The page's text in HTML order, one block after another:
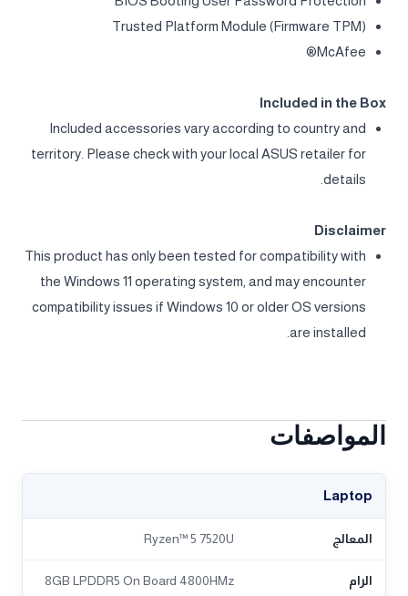
Trusted Platform Module (Firmware TPM)
McAfee®
Included in the Box
Included accessories vary according to country and
territory. Please check with your local ASUS retailer for
details.
Disclaimer
This product has only been tested for compatibility with
the Windows 11 operating system, and may encounter
compatibility issues if Windows 10 or older OS versions
are installed.
المواصفات
Laptop
المعالج Ryzen™ 5 7520U
الرام 8GB LPDDR5 On Board 4800HMz